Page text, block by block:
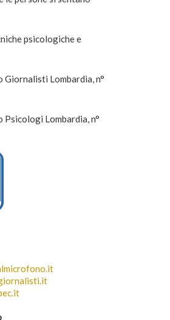
psicologiche e
Giornalisti Lombardia, n°
Psicologi Lombardia, n°